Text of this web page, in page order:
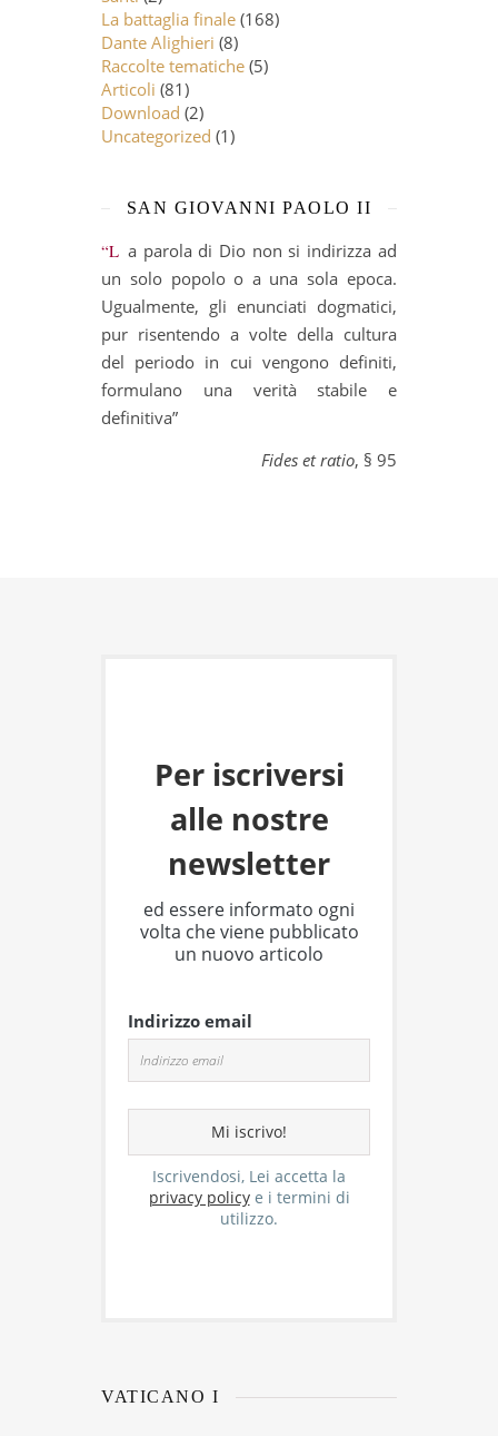
La battaglia finale (168)
Dante Alighieri (8)
Raccolte tematiche (5)
Articoli (81)
Download (2)
Uncategorized (1)
SAN GIOVANNI PAOLO II
“La parola di Dio non si indirizza ad
un solo popolo o a una sola epoca.
Ugualmente, gli enunciati dogmatici,
pur risentendo a volte della cultura
del periodo in cui vengono definiti,
formulano una verità stabile e
definitiva”
Fides et ratio, § 95
Per iscriversi
alle nostre
newsletter
ed essere informato ogni
volta che viene pubblicato
un nuovo articolo
Indirizzo email
Iscrivendosi, Lei accetta la
privacy policye i termini di
utilizzo.
VATICANO I